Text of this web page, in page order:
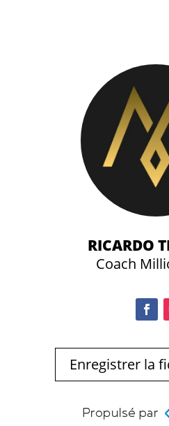
RICARDO
Coach
Enregistrer la